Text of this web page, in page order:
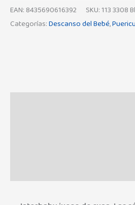
EAN: 8435690616392 SKU:113 3308
Categorías:Descanso del Bebé,